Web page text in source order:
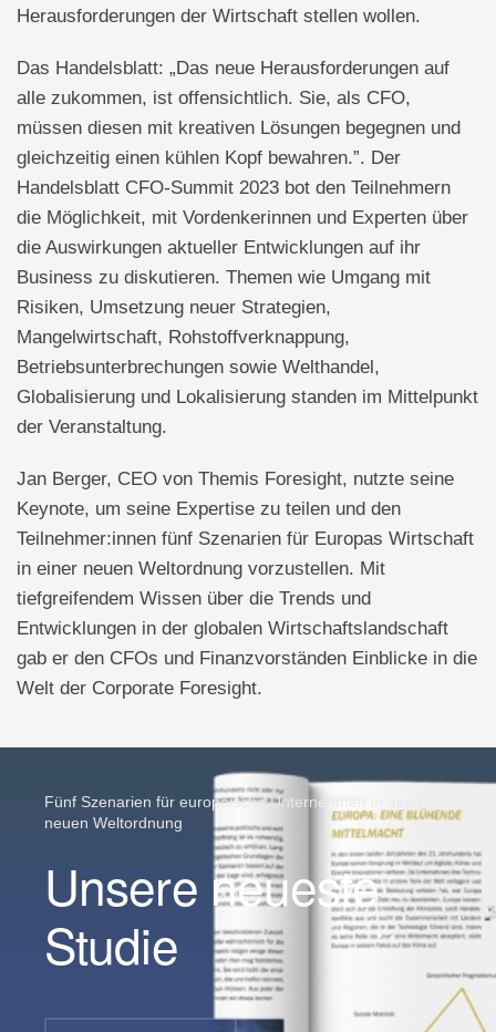
Herausforderungen der Wirtschaft stellen wollen.
Das Handelsblatt: „Das neue Herausforderungen auf
alle zukommen, ist offensichtlich. Sie, als CFO,
müssen diesen mit kreativen Lösungen begegnen und
gleichzeitig einen kühlen Kopf bewahren.”. Der
Handelsblatt CFO-Summit 2023 bot den Teilnehmern
die Möglichkeit, mit Vordenkerinnen und Experten über
die Auswirkungen aktueller Entwicklungen auf ihr
Business zu diskutieren. Themen wie Umgang mit
Risiken, Umsetzung neuer Strategien,
Mangelwirtschaft, Rohstoffverknappung,
Betriebsunterbrechungen sowie Welthandel,
Globalisierung und Lokalisierung standen im Mittelpunkt
der Veranstaltung.
Jan Berger, CEO von Themis Foresight, nutzte seine
Keynote, um seine Expertise zu teilen und den
Teilnehmer:innen fünf Szenarien für Europas Wirtschaft
in einer neuen Weltordnung vorzustellen. Mit
tiefgreifendem Wissen über die Trends und
Entwicklungen in der globalen Wirtschaftslandschaft
gab er den CFOs und Finanzvorständen Einblicke in die
Welt der Corporate Foresight.
Fünf Szenarien für europäische Unternehmen in einer
neuen Weltordnung
Unsere neueste
Studie